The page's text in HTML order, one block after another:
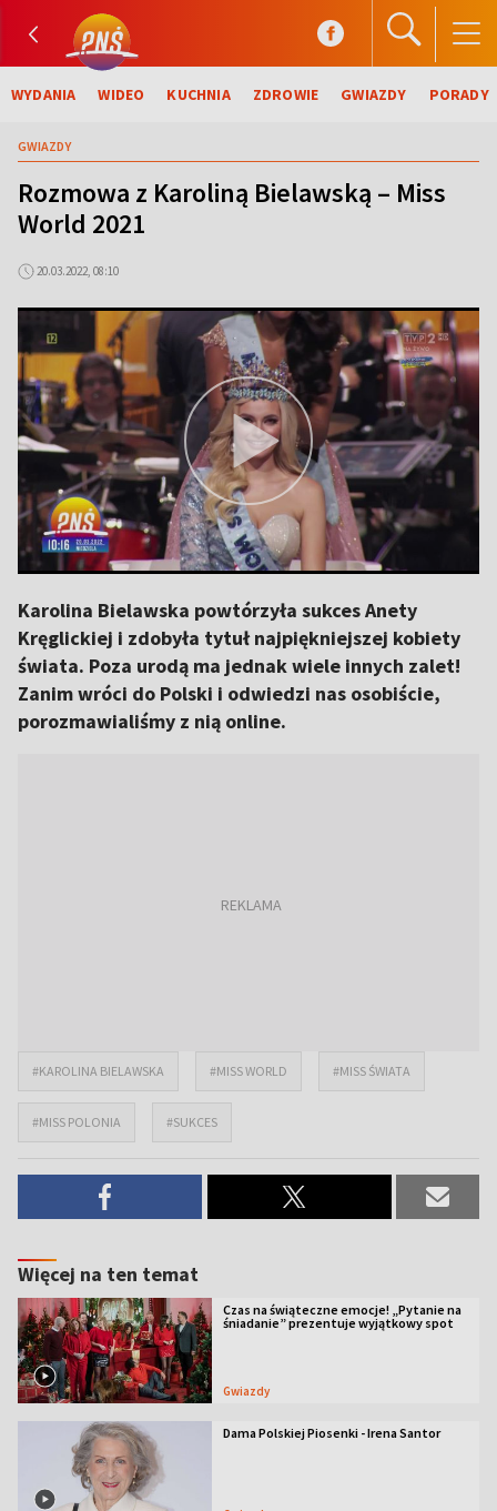
WYDANIA WIDEO KUCHNIA ZDROWIE GWIAZDY PORADY
GWIAZDY
Rozmowa z Karoliną Bielawską – Miss
World 2021
20.03.2022, 08:10
Karolina Bielawska powtórzyła sukces Anety
Kręglickiej i zdobyła tytuł najpiękniejszej kobiety
świata. Poza urodą ma jednak wiele innych zalet!
Zanim wróci do Polski i odwiedzi nas osobiście,
porozmawialiśmy z nią online.
#KAROLINA BIELAWSKA #MISS WORLD #MISS ŚWIATA
#MISS POLONIA #SUKCES
Więcej na ten temat
Czas na świąteczne emocje! „Pytanie na
śniadanie” prezentuje wyjątkowy spot
Gwiazdy
Dama Polskiej Piosenki - Irena Santor